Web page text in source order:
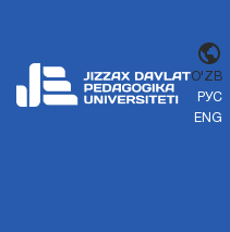
O'ZB
РУС
ENG